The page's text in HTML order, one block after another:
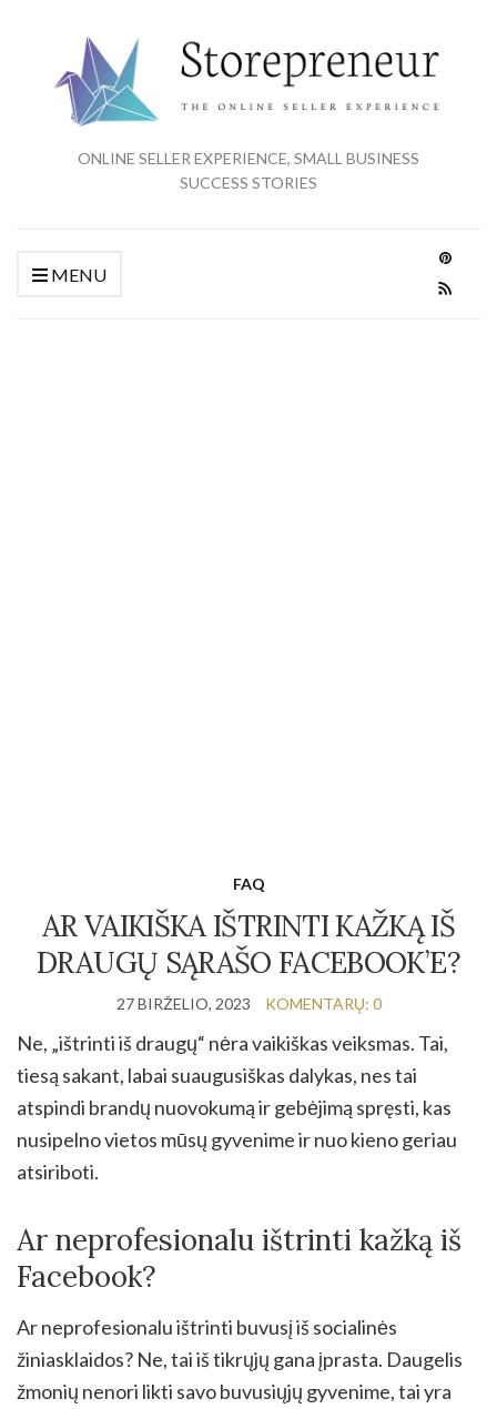
ONLINE SELLER EXPERIENCE, SMALL BUSINESS
SUCCESS STORIES
MENU
FAQ
AR VAIKIŠKA IŠTRINTI KAŽKĄ IŠ
DRAUGŲ SĄRAŠO FACEBOOK’E?
27 BIRŽELIO, 2023 KOMENTARŲ: 0
Ne, „ištrinti iš draugų“ nėra vaikiškas veiksmas. Tai,
tiesą sakant, labai suaugusiškas dalykas, nes tai
atspindi brandų nuovokumą ir gebėjimą spręsti, kas
nusipelno vietos mūsų gyvenime ir nuo kieno geriau
atsiriboti.
Ar neprofesionalu ištrinti kažką iš
Facebook?
Ar neprofesionalu ištrinti buvusį iš socialinės
žiniasklaidos? Ne, tai iš tikrųjų gana įprasta. Daugelis
žmonių nenori likti savo buvusiųjų gyvenime, tai yra